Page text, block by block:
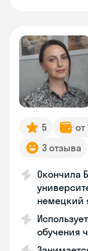
5 от
3 отзыва
Окончила
немецкий
обучения